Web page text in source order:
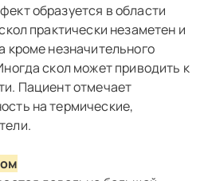
образуется в области
практически незаметен и
кроме незначительного
скол может приводить к
Пациент отмечает
на термические,